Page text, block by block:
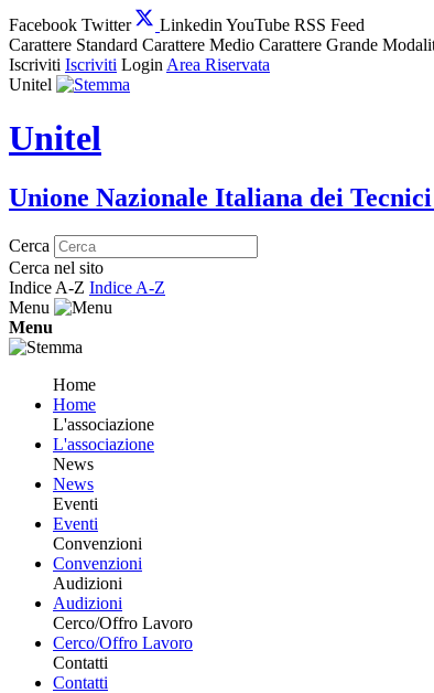
Facebook Twitter Linkedin YouTube RSS Feed
Carattere Standard Carattere Medio Carattere Grande
Iscriviti Iscriviti Login Area Riservata
Unitel
Unitel
Unione Nazionale Italiana dei
Cerca
Cerca nel sito
Indice A-Z Indice A-Z
Menu
Menu
Home
Home
L'associazione
L'associazione
News
News
Eventi
Eventi
Convenzioni
Convenzioni
Audizioni
Audizioni
Cerco/Offro Lavoro
Cerco/Offro Lavoro
Contatti
Contatti